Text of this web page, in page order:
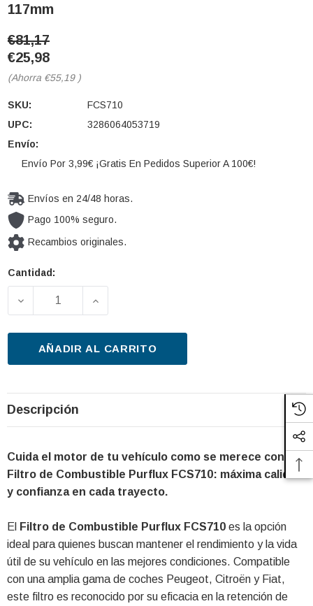
117mm
€81,17
€25,98
(Ahorra €55,19 )
SKU:
FCS710
UPC:
3286064053719
Envío:
Envío Por 3,99€ ¡Gratis En Pedidos Superior A 100€!
Envíos en 24/48 horas.
Pago 100% seguro.
Recambios originales.
Cantidad
Cantidad:
DISMINUIR LA CANTIDAD DE FILTRO COMBUSTIBLE
AUMENTAR LA CANTIDAD DE FILTRO
AÑADIR AL CARRITO
Descripción
Cuida el motor de tu vehículo como se merece con el
Filtro de Combustible Purflux FCS710: máxima calidad
y confianza en cada trayecto.
El Filtro de Combustible Purflux FCS710 es la opción
ideal para quienes buscan mantener el rendimiento y la vida
útil de su vehículo en las mejores condiciones. Compatible
con una amplia gama de coches Peugeot, Citroën y Fiat,
este filtro es reconocido por su eficacia en la retención de